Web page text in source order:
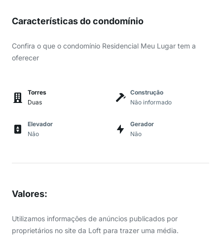
Características do condomínio
Confira o que o condomínio Residencial Meu Lugar tem a
oferecer
Torres
Duas
Construção
Não informado
Elevador
Não
Gerador
Não
Valores:
Utilizamos informações de anúncios publicados por
proprietários no site da Loft para trazer uma média.